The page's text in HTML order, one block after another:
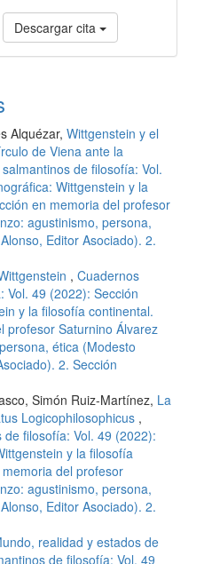
Descargar cita
Alquézar, Wittgenstein y el
de Viena ante la
de filosofía: Vol.
Wittgenstein y la
en memoria del profesor
agustinismo, persona,
Editor Asociado). 2.
, Cuadernos
Vol. 49 (2022): Sección
y la filosofía continental.
profesor Saturnino Álvarez
ética (Modesto
2. Sección
Simón Ruiz-Martínez, La
Logicophilosophicus ,
filosofía: Vol. 49 (2022):
y la filosofía
del profesor
agustinismo, persona,
Editor Asociado). 2.
realidad y estados de
de filosofía: Vol. 49